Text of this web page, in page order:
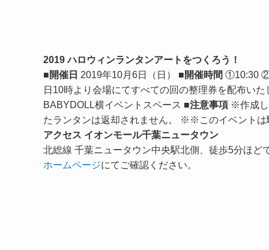
2019 ハロウィンランタンアートをつくろう！
■開催日 2019年10月6日（日） ■開催時間 ①10:30
日10時より会場にてすべての回の整理券を配布い
BABYDOLL横イベントスペース ■注意事項 ※作成
たランタンは返却されません。 ※※このイベントは
アクセス イオンモール千葉ニュータウン
北総線 千葉ニュータウン中央駅北側、徒歩5分ほど
ホームページにてご確認ください。